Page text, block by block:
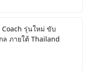
Coach รุ่นใหม่ ขับ
ล ภายใต้ Thailand